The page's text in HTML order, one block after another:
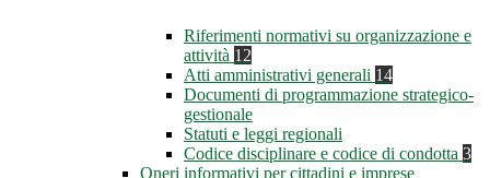
Riferimenti normativi su organizzazione e
attività 12
Atti amministrativi generali 14
Documenti di programmazione strategico-
gestionale
Statuti e leggi regionali
Codice disciplinare e codice di condotta 3
Oneri informativi per cittadini e imprese